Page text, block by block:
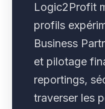
Logic2Profit
profils
Business
et pilotage
reportings,
traverser les